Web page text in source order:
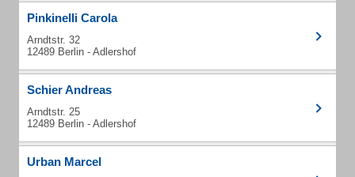
Pinkinelli Carola
Arndtstr. 32
12489 Berlin - Adlershof
Schier Andreas
Arndtstr. 25
12489 Berlin - Adlershof
Urban Marcel